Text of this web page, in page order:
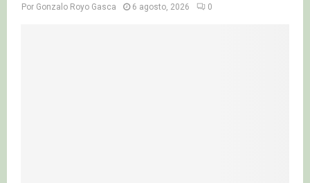
Por Gonzalo Royo Gasca 6 agosto, 2026 0